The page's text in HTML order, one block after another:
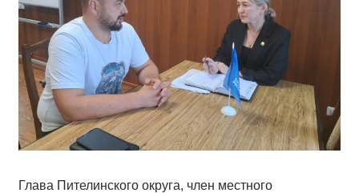
Глава Пителинского округа, член местного